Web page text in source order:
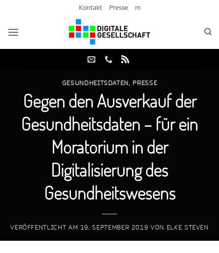
springen
Kontakt Presse m
GESUNDHEITSDATEN, PRESSE
Gegen den Ausverkauf der
Gesundheitsdaten – für ein
Moratorium in der
Digitalisierung des
Gesundheitswesens
VERÖFFENTLICHT AM 19. SEPTEMBER 2019 VON ELKE STEVEN